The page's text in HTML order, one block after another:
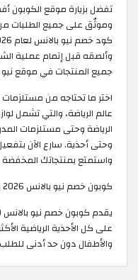
تفضل بزيارة موقع
وموثّق على جميع الطلبات
كود خصم نيو بالانس لعام 2026
جميع المنتجات في موقع نيو
اختر ما تحتاجه من مستلزمات
عالم الرياضة، والتي تشمل
الرياضة وحتى مستلزمات
وحتى أحذية. سارع الآن
واستمتع بمنتجاتك
كوبون خصم نيو بالانس 2026 بقيمة 10% على الأحذية الرياضية
على كل الأحذية الرياضية
والأطفال دون حد أدنى